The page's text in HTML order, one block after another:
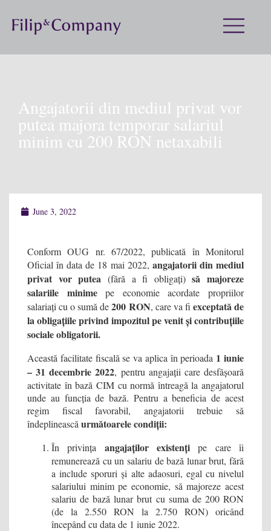
Angajatorii din mediul privat vor
putea majora temporar salariul
minim cu 200 RON netaxabili
June 3, 2022
Conform OUG nr. 67/2022, publicată în Monitorul
Oficial în data de 18 mai 2022, angajatorii din mediul
privat vor putea (fără a fi obligați)să majoreze
salariile minimepe economie acordate propriilor
salariați cu o sumă de200 RON, care va fi exceptată de
la obligațiile privind impozitul pe venit și contribuțiile
sociale obligatorii.
Această facilitate fiscală se va aplica în perioada 1 iunie
– 31 decembrie 2022, pentru angajații care desfășoară
activitate în bază CIM cu normă întreagă la angajatorul
unde au funcția de bază. Pentru a beneficia de acest
regim fiscal favorabil, angajatorii trebuie să
îndeplinească următoarele condiții:
În privința angajaților existenți pe care îi
remunerează cu un salariu de bază lunar brut, fără
a include sporuri și alte adaosuri, egal cu nivelul
salariului minim pe economie, să majoreze acest
salariu de bază lunar brut cu suma de 200 RON
(de la 2.550 RON la 2.750 RON) oricând
începând cu data de 1 iunie 2022.